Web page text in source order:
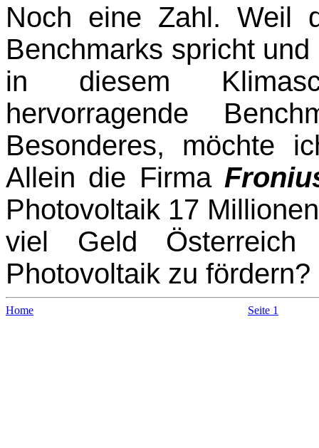
Noch eine Zahl. Weil
Benchmarks spricht
in diesem
hervorragende
Besonderes, möchte
Allein die Firma
Photovoltaik 17
viel Geld
Photovoltaik zu
Home Seite 1